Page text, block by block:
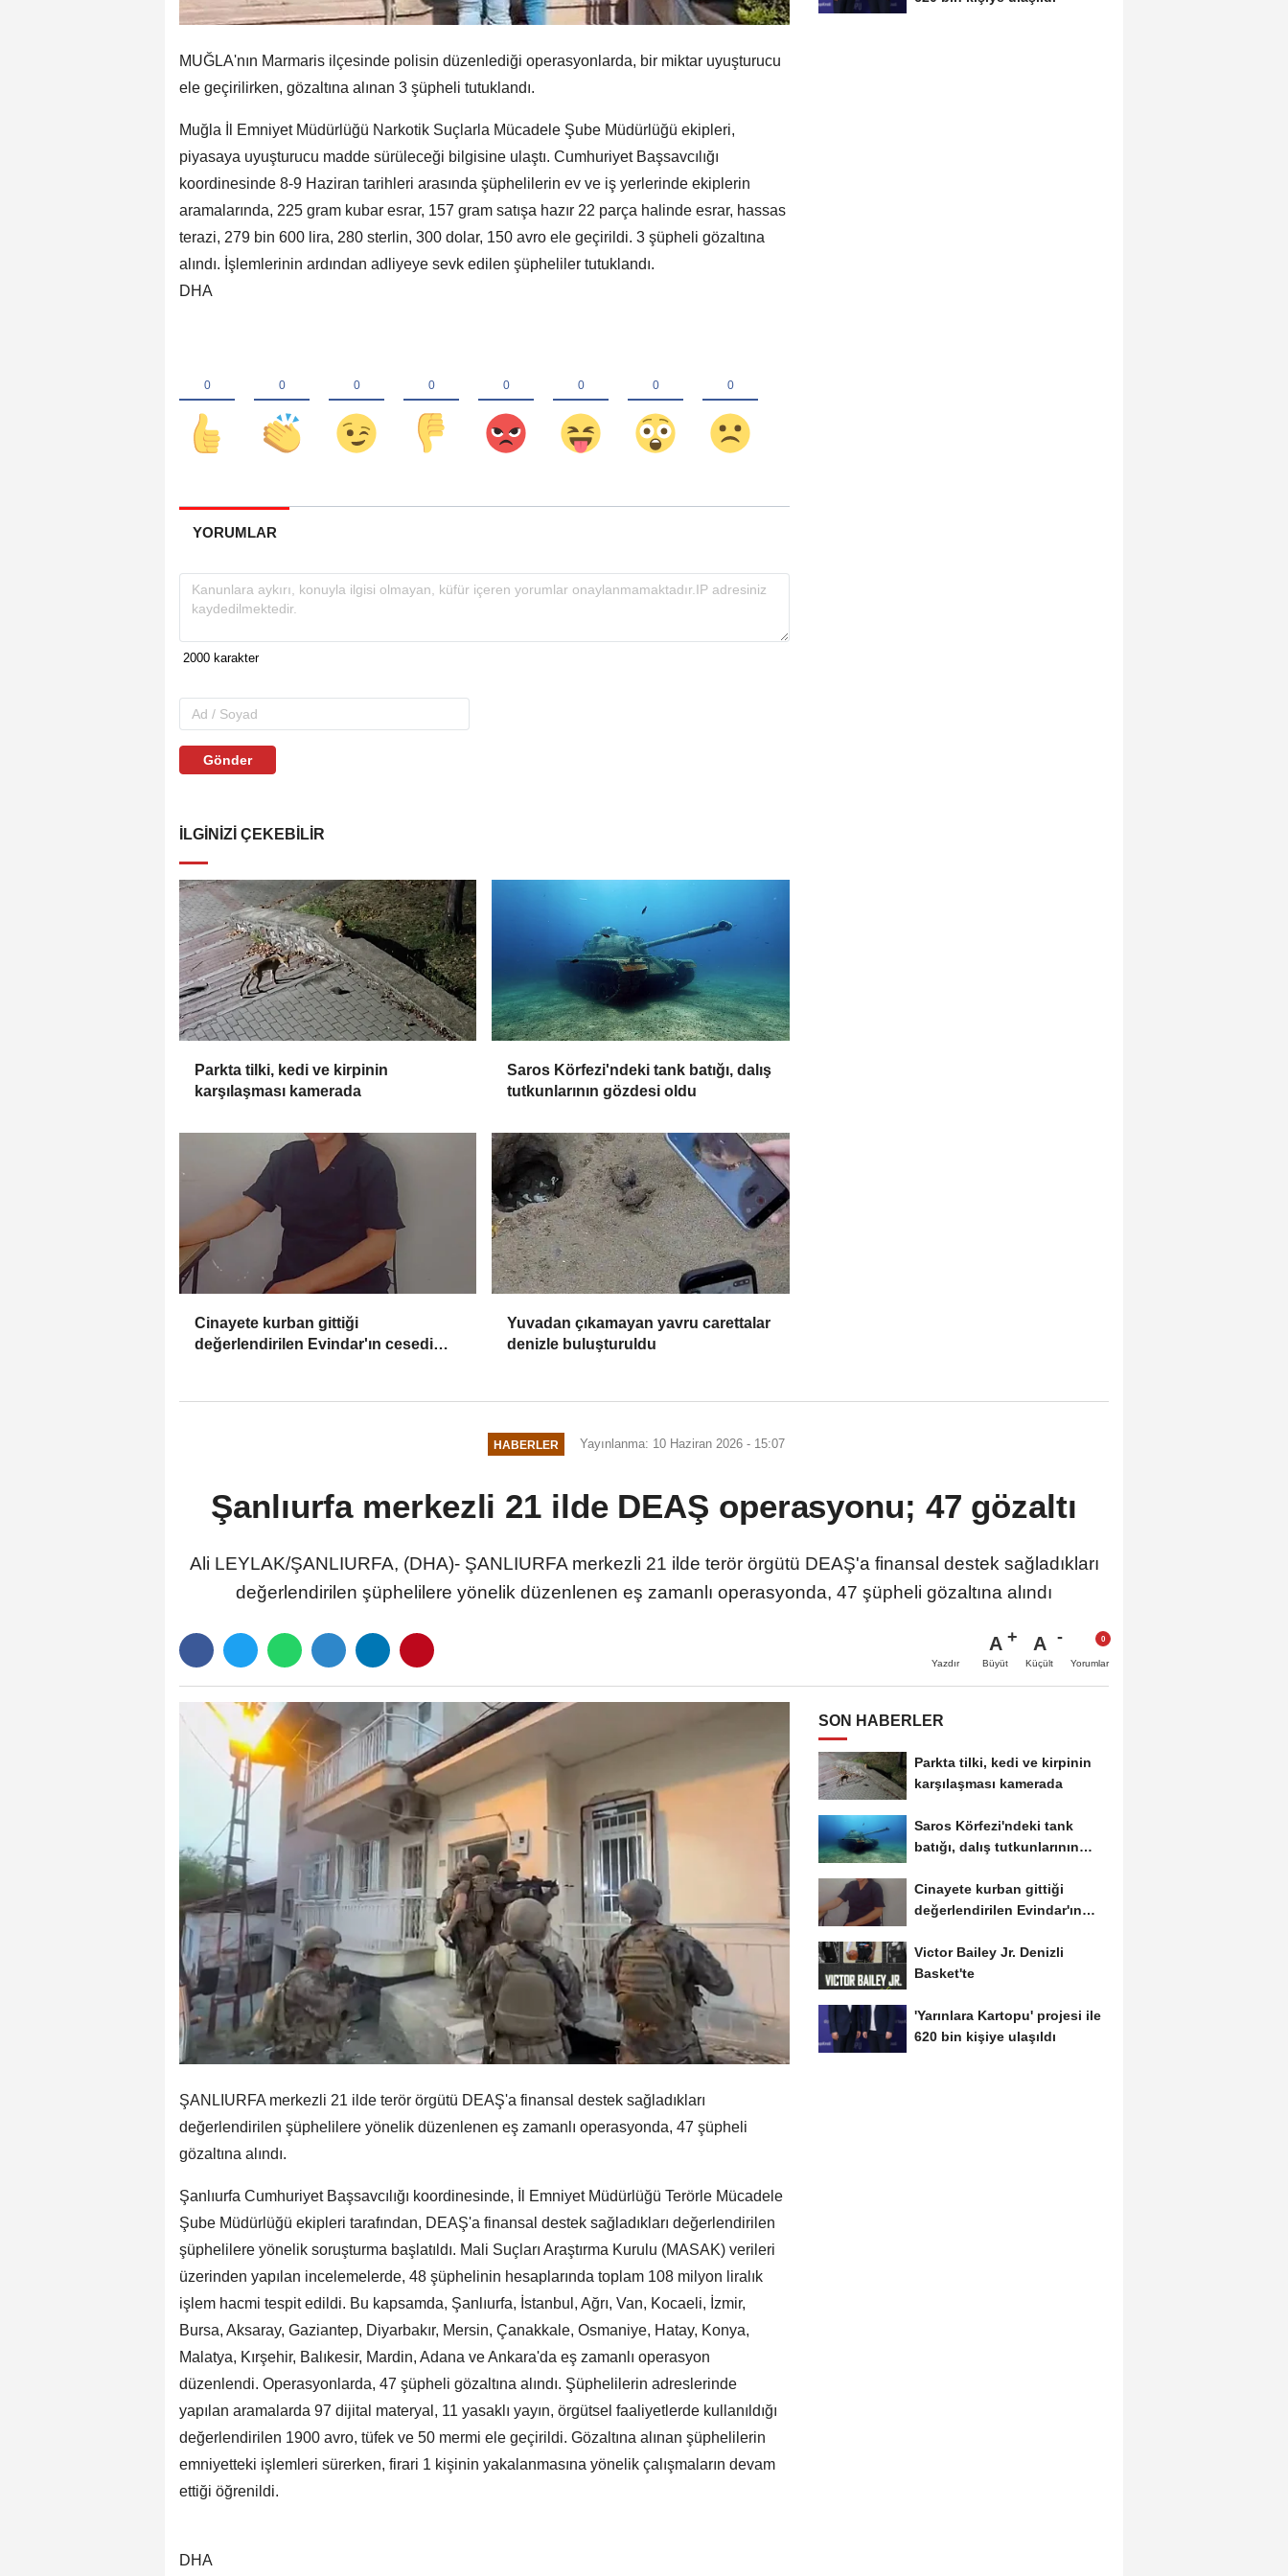
MUĞLA'nın Marmaris ilçesinde polisin düzenlediği operasyonlarda, bir miktar uyuşturucu
ele geçirilirken, gözaltına alınan 3 şüpheli tutuklandı.
Muğla İl Emniyet Müdürlüğü Narkotik Suçlarla Mücadele Şube Müdürlüğü ekipleri,
piyasaya uyuşturucu madde sürüleceği bilgisine ulaştı. Cumhuriyet Başsavcılığı
koordinesinde 8-9 Haziran tarihleri arasında şüphelilerin ev ve iş yerlerinde ekiplerin
aramalarında, 225 gram kubar esrar, 157 gram satışa hazır 22 parça halinde esrar, hassas
terazi, 279 bin 600 lira, 280 sterlin, 300 dolar, 150 avro ele geçirildi. 3 şüpheli gözaltına
alındı. İşlemlerinin ardından adliyeye sevk edilen şüpheliler tutuklandı.
DHA
YORUMLAR
Gönder
İLGINIZI ÇEKEBILIR
Parkta tilki, kedi ve kirpinin
karşılaşması kamerada
Saros Körfezi'ndeki tank batığı, dalış
tutkunlarının gözdesi oldu
Cinayete kurban gittiği
değerlendirilen Evindar'ın cesedi
Yuvadan çıkamayan yavru carettalar
denizle buluşturuldu
HABERLER Yayınlanma: 10 Haziran 2026 - 15:07
Şanlıurfa merkezli 21 ilde DEAŞ operasyonu; 47 gözaltı
Ali LEYLAK/ŞANLIURFA, (DHA)- ŞANLIURFA merkezli 21 ilde terör örgütü DEAŞ'a finansal destek sağladıkları
değerlendirilen şüphelilere yönelik düzenlenen eş zamanlı operasyonda, 47 şüpheli gözaltına alındı
Yazdır
A
Büyüt
A
Küçült Yorumlar
ŞANLIURFA merkezli 21 ilde terör örgütü DEAŞ'a finansal destek sağladıkları
değerlendirilen şüphelilere yönelik düzenlenen eş zamanlı operasyonda, 47 şüpheli
gözaltına alındı.
Şanlıurfa Cumhuriyet Başsavcılığı koordinesinde, İl Emniyet Müdürlüğü Terörle Mücadele
Şube Müdürlüğü ekipleri tarafından, DEAŞ'a finansal destek sağladıkları değerlendirilen
şüphelilere yönelik soruşturma başlatıldı. Mali Suçları Araştırma Kurulu (MASAK) verileri
üzerinden yapılan incelemelerde, 48 şüphelinin hesaplarında toplam 108 milyon liralık
işlem hacmi tespit edildi. Bu kapsamda, Şanlıurfa, İstanbul, Ağrı, Van, Kocaeli, İzmir,
Bursa, Aksaray, Gaziantep, Diyarbakır, Mersin, Çanakkale, Osmaniye, Hatay, Konya,
Malatya, Kırşehir, Balıkesir, Mardin, Adana ve Ankara'da eş zamanlı operasyon
düzenlendi. Operasyonlarda, 47 şüpheli gözaltına alındı. Şüphelilerin adreslerinde
yapılan aramalarda 97 dijital materyal, 11 yasaklı yayın, örgütsel faaliyetlerde kullanıldığı
değerlendirilen 1900 avro, tüfek ve 50 mermi ele geçirildi. Gözaltına alınan şüphelilerin
emniyetteki işlemleri sürerken, firari 1 kişinin yakalanmasına yönelik çalışmaların devam
ettiği öğrenildi.
DHA
SON HABERLER
Parkta tilki, kedi ve kirpinin
karşılaşması kamerada
Saros Körfezi'ndeki tank
batığı, dalış tutkunlarının
Cinayete kurban gittiği
değerlendirilen Evindar'ın
Victor Bailey Jr. Denizli
Basket'te
'Yarınlara Kartopu' projesi ile
620 bin kişiye ulaşıldı